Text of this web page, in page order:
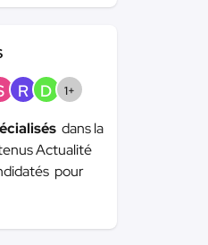
R D 1+
dans la
Actualité
pour